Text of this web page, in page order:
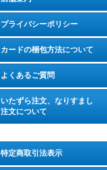
プライバシーポリシー
カードの梱包方法について
よくあるご質問
いたずら注文、なりすまし
注文について
特定商取引法表示